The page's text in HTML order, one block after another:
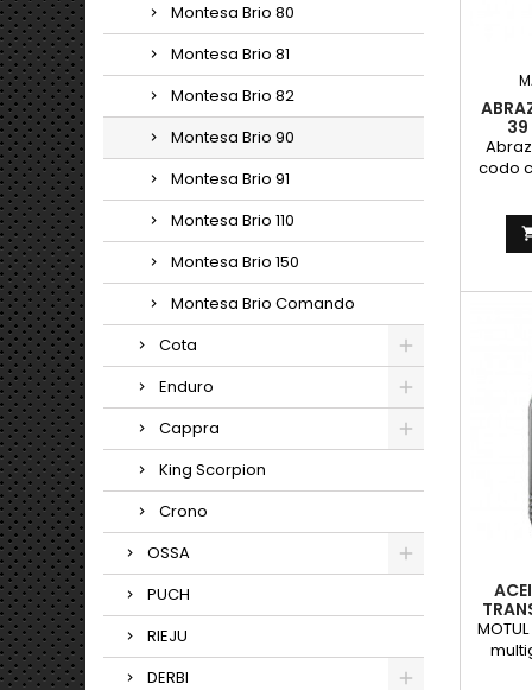
Montesa Brio 80
Montesa Brio 81
Montesa Brio 82
Montesa Brio 90
Montesa Brio 91
Montesa Brio 110
Montesa Brio 150
Montesa Brio Comando
Cota
Enduro
Cappra
King Scorpion
Crono
OSSA
PUCH
RIEJU
DERBI
39
codo